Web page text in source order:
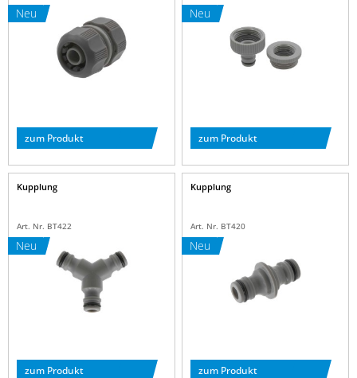
Neu
zum Produkt
Neu
zum Produkt
Neu
Kupplung
Art. Nr. BT422
zum Produkt
Neu
Kupplung
Art. Nr. BT420
zum Produkt